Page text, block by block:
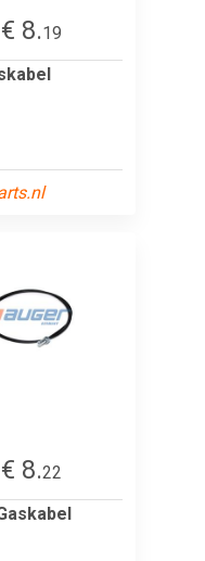
€ 8.19
€ 8.22